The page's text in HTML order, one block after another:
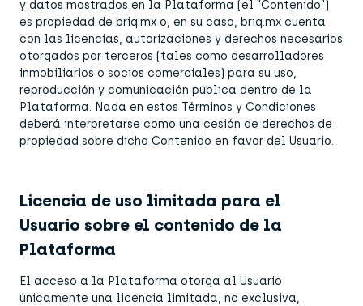
y datos mostrados en la Plataforma (el "Contenido")
es propiedad de briq.mx o, en su caso, briq.mx cuenta
con las licencias, autorizaciones y derechos necesarios
otorgados por terceros (tales como desarrolladores
inmobiliarios o socios comerciales) para su uso,
reproducción y comunicación pública dentro de la
Plataforma. Nada en estos Términos y Condiciones
deberá interpretarse como una cesión de derechos de
propiedad sobre dicho Contenido en favor del Usuario.
Licencia de uso limitada para el
Usuario sobre el contenido de la
Plataforma
El acceso a la Plataforma otorga al Usuario
únicamente una licencia limitada, no exclusiva,